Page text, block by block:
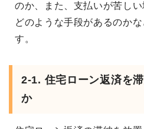
のか、また、支払いが苦しい
どのような手段があるのか
す。
2-1. 住宅ローン返済を
か